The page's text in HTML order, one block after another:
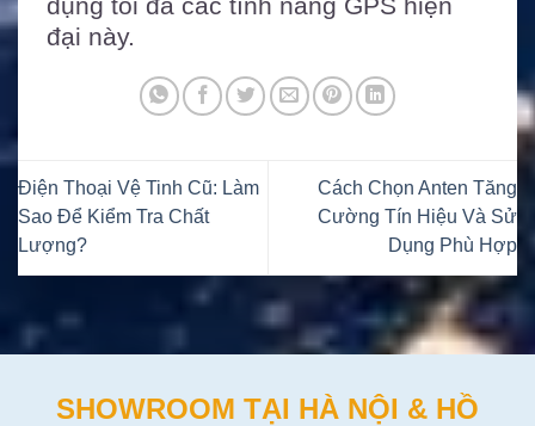
đại này.
Điện Thoại Vệ Tinh Cũ: Làm
Sao Để Kiểm Tra Chất
Lượng?
Cách Chọn Anten Tăng
Cường Tín Hiệu Và Sử
Dụng Phù Hợp
SHOWROOM TẠI HÀ NỘI & HỒ